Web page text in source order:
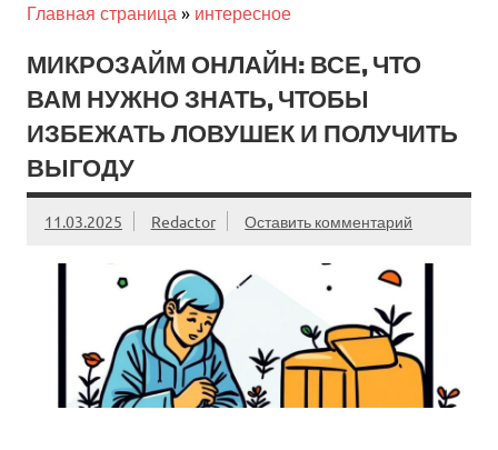
Главная страница » интересное
МИКРОЗАЙМ ОНЛАЙН: ВСЕ, ЧТО
ВАМ НУЖНО ЗНАТЬ, ЧТОБЫ
ИЗБЕЖАТЬ ЛОВУШЕК И ПОЛУЧИТЬ
ВЫГОДУ
11.03.2025 Redactor Оставить комментарий